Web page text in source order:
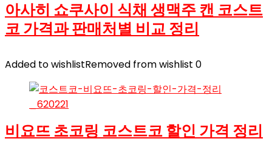
아사히 쇼쿠사이 식채 생맥주 캔 코스트
코 가격과 판매처별 비교 정리
Added to wishlistRemoved from wishlist 0
비요뜨 초코링 코스트코 할인 가격 정리